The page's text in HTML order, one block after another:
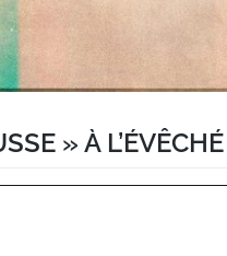
» À L’ÉVÊCHÉ